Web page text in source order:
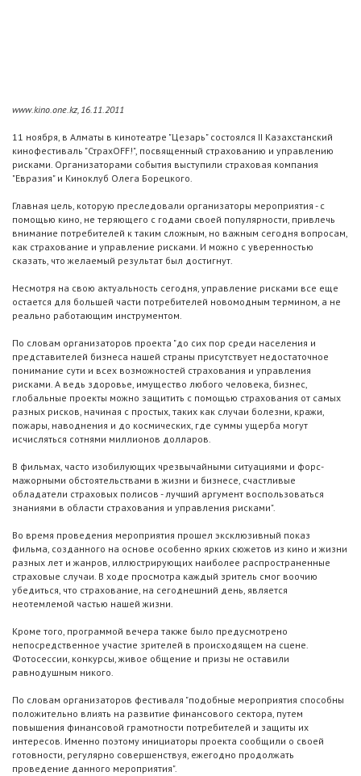
www.kino.one.kz, 16.11.2011
11 ноября, в Алматы в кинотеатре "Цезарь" состоялся II Казахстанский
кинофестиваль "СтрахOFF!", посвященный страхованию и управлению
рисками. Организаторами события выступили страховая компания
"Евразия" и Киноклуб Олега Борецкого.
Главная цель, которую преследовали организаторы мероприятия - с
помощью кино, не теряющего с годами своей популярности, привлечь
внимание потребителей к таким сложным, но важным сегодня вопросам,
как страхование и управление рисками. И можно с уверенностью
сказать, что желаемый результат был достигнут.
Несмотря на свою актуальность сегодня, управление рисками все еще
остается для большей части потребителей новомодным термином, а не
реально работающим инструментом.
По словам организаторов проекта "до сих пор среди населения и
представителей бизнеса нашей страны присутствует недостаточное
понимание сути и всех возможностей страхования и управления
рисками. А ведь здоровье, имущество любого человека, бизнес,
глобальные проекты можно защитить с помощью страхования от самых
разных рисков, начиная с простых, таких как случаи болезни, кражи,
пожары, наводнения и до космических, где суммы ущерба могут
исчисляться сотнями миллионов долларов.
В фильмах, часто изобилующих чрезвычайными ситуациями и форс-
мажорными обстоятельствами в жизни и бизнесе, счастливые
обладатели страховых полисов - лучший аргумент воспользоваться
знаниями в области страхования и управления рисками".
Во время проведения мероприятия прошел эксклюзивный показ
фильма, созданного на основе особенно ярких сюжетов из кино и жизни
разных лет и жанров, иллюстрирующих наиболее распространенные
страховые случаи. В ходе просмотра каждый зритель смог воочию
убедиться, что страхование, на сегоднешний день, является
неотемлемой частью нашей жизни.
Кроме того, программой вечера также было предусмотрено
непосредственное участие зрителей в происходящем на сцене.
Фотосессии, конкурсы, живое общение и призы не оставили
равнодушным никого.
По словам организаторов фестиваля "подобные мероприятия способны
положительно влиять на развитие финансового сектора, путем
повышения финансовой грамотности потребителей и защиты их
интересов. Именно поэтому инициаторы проекта сообщили о своей
готовности, регулярно совершенствуя, ежегодно продолжать
проведение данного мероприятия".